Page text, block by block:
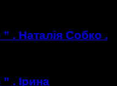
. Наталія Собко .
. Ірина